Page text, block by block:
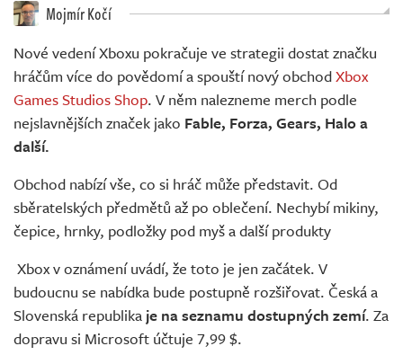
Živě Mojmír Kočí
Nové vedení Xboxu pokračuje ve strategii dostat značku
hráčům více do povědomí a spouští nový obchodXbox
Games Studios Shop. V něm nalezneme merch podle
nejslavnějších značek jako Fable, Forza, Gears, Halo a
další.
Obchod nabízí vše, co si hráč může představit. Od
sběratelských předmětů až po oblečení. Nechybí mikiny,
čepice, hrnky, podložky pod myš a další produkty
Xbox v oznámení uvádí, že toto je jen začátek. V
budoucnu se nabídka bude postupně rozšiřovat. Česká a
Slovenská republika je na seznamu dostupných zemí. Za
dopravu si Microsoft účtuje 7,99 $.